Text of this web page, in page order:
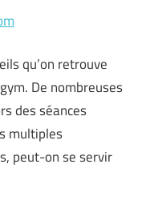
qu’on retrouve
De nombreuses
des séances
multiples
peut-on se servir